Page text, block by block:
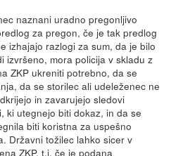
naznani uradno pregonljivo
za pregon, če je tak predlog
izhajajo razlogi za sum, da je bilo
izvršeno, mora policija v skladu z
ZKP ukreniti potrebno, da se
da se storilec ali udeleženec ne
in zavarujejo sledovi
ki utegnejo biti dokaz, in da se
biti koristna za uspešno
Državni tožilec lahko sicer v
ZKP, t.j. če je podana